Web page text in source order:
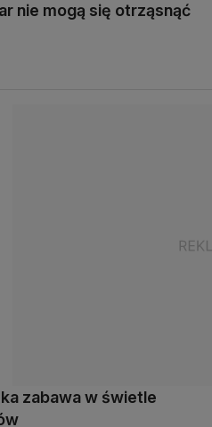
nie mogą się otrząsnąć
zabawa w świetle